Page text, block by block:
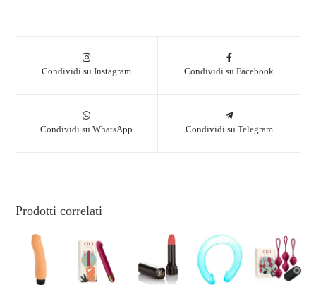
Condividi su Instagram Condividi su Facebook
Condividi su WhatsApp Condividi su Telegram
Prodotti correlati